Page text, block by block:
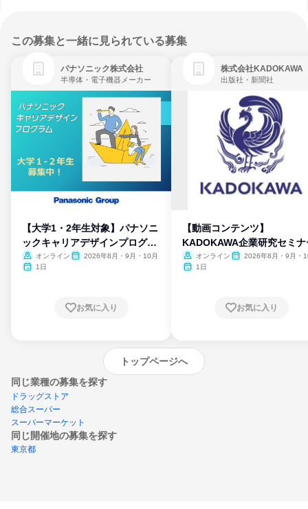
この募集と一緒に見られている募集
パナソニック株式会社
半導体・電子機器メーカー
【大学1・2年生対象】パナソニ
ックキャリアデザインプログラ
ム
オンライン
2026年8月・9月・10月
1日
お気に入り
株式会社KADOKAWA
出版社・新聞社
【動画コンテンツ】
KADOKAWA企業研究セミナ
オンライン
2026年8月・9月・
1日
お気に入り
トップページへ
同じ業種の募集を探す
ドラッグストア
総合スーパー
スーパーマーケット
同じ開催地の募集を探す
東京都